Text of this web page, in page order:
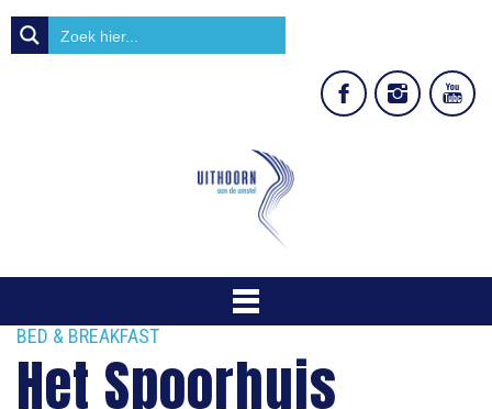
BED & BREAKFAST
Het Spoorhuis